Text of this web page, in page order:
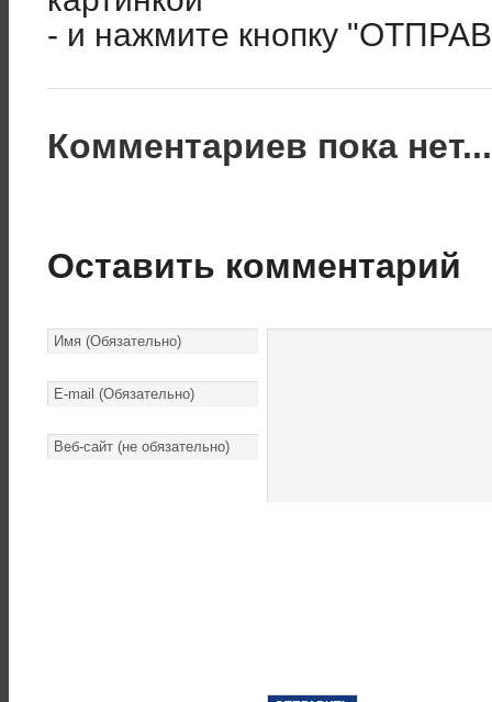
- и нажмите кнопку
Комментариев пока
Оставить комментарий